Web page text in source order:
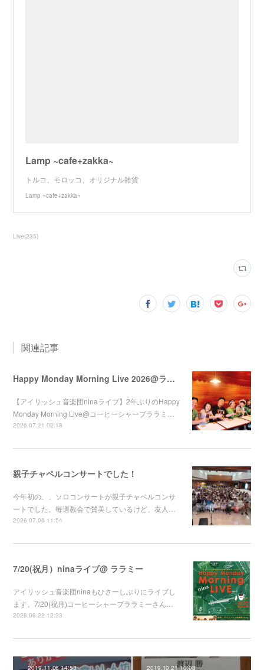
Lamp ~cafe+zakka~
トルコ、モロッコ、オリジナル雑貨
Lamp ~cafe+zakka~
Live(235)
関連記事
Happy Monday Morning Live 2026@ララミー
【アイリッシュ音楽団ninaライブ】2年ぶりのHappy
Monday Morning Live@コーヒーシャープララミ…
2026.07.21 02:18
親子チャペルコンサートでした！
今年初の、、ソロコンサートが親子チャペルコンサ
ートでした。毎週教会で賛美しているけど、友人…
2026.07.06 11:54
7/20(祝月）ninaライブ@ ララミー
アイリッシュ音楽団ninaもひさーしぶりにライブし
ます。7/20(祝月)コーヒーシャープララミーさん…
2026.06.22 12:33
2019.11.06 14:53 2019.10.21 10:08